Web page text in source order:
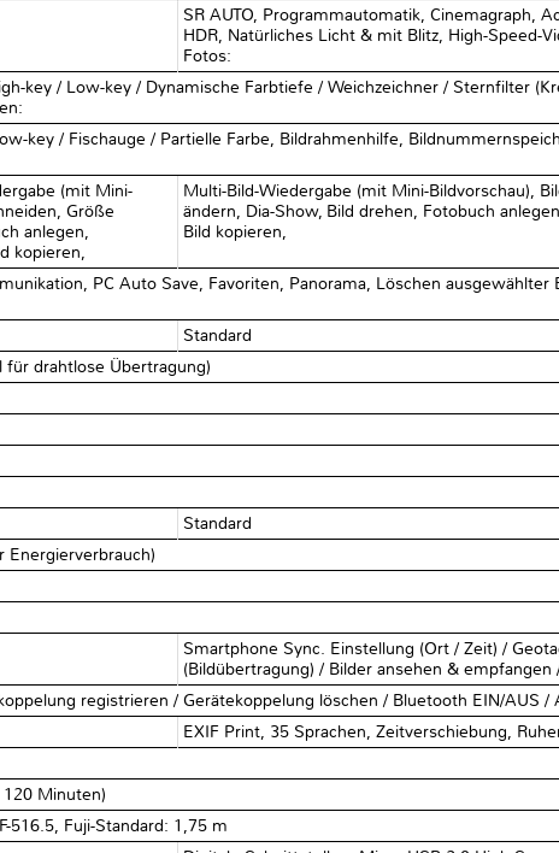
SR AUTO, Programmautomatik, Cinemagraph,
HDR, Natürliches Licht & mit Blitz, High-Speed-
Fotos:
key / Low-key / Dynamische Farbtiefe / Weichzeichner / Sternfilter
key / Fischauge / Partielle Farbe, Bildrahmenhilfe,
(mit Mini-
Größe
anlegen,
kopieren,
Multi-Bild-Wiedergabe (mit Mini-Bildvorschau),
ändern, Dia-Show, Bild drehen, Fotobuch
Bild kopieren,
PC Auto Save, Favoriten, Panorama, Löschen ausgewählter
Standard
für drahtlose Übertragung)
Standard
Energierverbrauch)
Smartphone Sync. Einstellung (Ort / Zeit) /
(Bildübertragung) / Bilder ansehen &
registrieren / Gerätekoppelung löschen / Bluetooth EIN/AUS
EXIF Print, 35 Sprachen, Zeitverschiebung,
Minuten)
516.5, Fuji-Standard: 1,75 m